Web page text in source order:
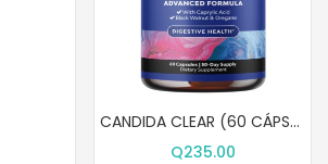
CANDIDA CLEAR (60 CÁPSULAS)
Q235.00